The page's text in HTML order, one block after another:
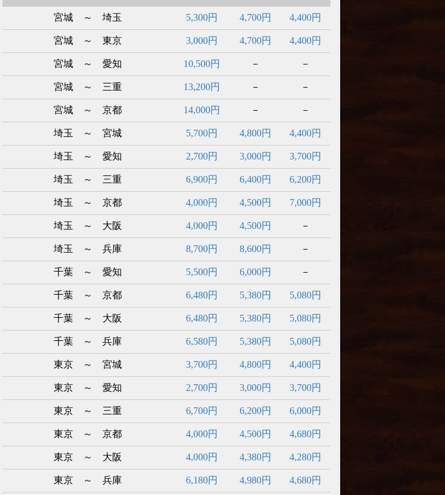
宮城 ～ 埼玉 5,300円 4,700円 4,400円
宮城 ～ 東京 3,000円 4,700円 4,400円
宮城 ～ 愛知 10,500円 － －
宮城 ～ 三重 13,200円 － －
宮城 ～ 京都 14,000円 － －
埼玉 ～ 宮城 5,700円 4,800円 4,400円
埼玉 ～ 愛知 2,700円 3,000円 3,700円
埼玉 ～ 三重 6,900円 6,400円 6,200円
埼玉 ～ 京都 4,000円 4,500円 7,000円
埼玉 ～ 大阪 4,000円 4,500円 －
埼玉 ～ 兵庫 8,700円 8,600円 －
千葉 ～ 愛知 5,500円 6,000円 －
千葉 ～ 京都 6,480円 5,380円 5,080円
千葉 ～ 大阪 6,480円 5,380円 5,080円
千葉 ～ 兵庫 6,580円 5,380円 5,080円
東京 ～ 宮城 3,700円 4,800円 4,400円
東京 ～ 愛知 2,700円 3,000円 3,700円
東京 ～ 三重 6,700円 6,200円 6,000円
東京 ～ 京都 4,000円 4,500円 4,680円
東京 ～ 大阪 4,000円 4,380円 4,280円
東京 ～ 兵庫 6,180円 4,980円 4,680円